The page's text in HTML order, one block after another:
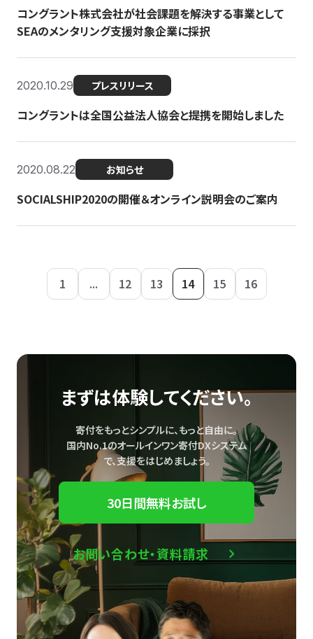
コングラント株式会社が社会課題を解決する事業として
SEAのメンタリング支援対象企業に採択
2020.10.29 プレスリリース
コングラントは全国公益法人協会と提携を開始しました
2020.08.22 お知らせ
SOCIALSHIP2020の開催＆オンライン説明会のご案内
1 ... 12 13 14 15 16
まずは体験してください。
寄付をもっとシンプルに、もっと自由に。
国内No.1のオールインワン寄付DXシステム
で、支援をはじめましょう。
30日間無料お試し
お問い合わせ・資料請求